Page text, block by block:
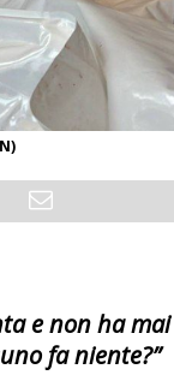
e non ha mai
fa niente?”